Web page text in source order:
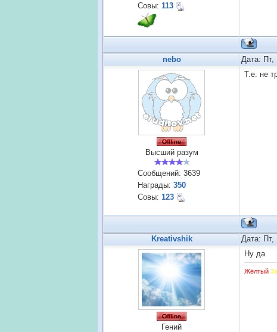
Совы: 113
nebo Дата: Пт,
Высший разум
Сообщений: 3639
Награды: 350
Совы: 123
Т.е. не
Kreativshik Дата: Пт,
Гений
Ну да
Жёлтый